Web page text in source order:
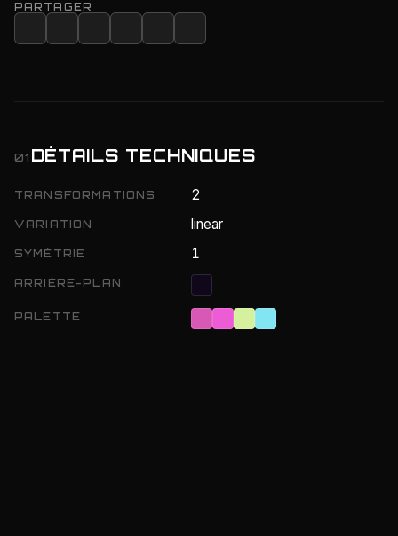
PARTAGER
01 DÉTAILS TECHNIQUES
TRANSFORMATIONS 2
VARIATION linear
SYMÉTRIE 1
ARRIÈRE-PLAN
PALETTE